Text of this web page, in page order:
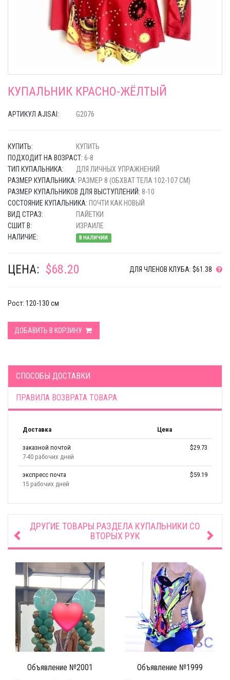
КУПАЛЬНИК КРАСНО-ЖЁЛТЫЙ
АРТИКУЛ AJISAI: G2076
КУПИТЬ:
КУПИТЬ
ПОДХОДИТ НА ВОЗРАСТ: 6-8
ТИП КУПАЛЬНИКА:
ДЛЯ ЛИЧНЫХ УПРАЖНЕНИЙ
РАЗМЕР КУПАЛЬНИКА: РАЗМЕР 8 (ОБХВАТ ТЕЛА 102-107 СМ)
РАЗМЕР КУПАЛЬНИКОВ ДЛЯ ВЫСТУПЛЕНИЙ: 8-10
СОСТОЯНИЕ КУПАЛЬНИКА: ПОЧТИ КАК НОВЫЙ
ВИД СТРАЗ:
ПАЙЕТКИ
СШИТ В:
ИЗРАИЛЕ
НАЛИЧИЕ:
В НАЛИЧИИ
ЦЕНА: $68.20 ДЛЯ ЧЛЕНОВ КЛУБА: $61.38
Рост: 120-130 см
ДОБАВИТЬ В КОРЗИНУ
СПОСОБЫ ДОСТАВКИ
ПРАВИЛА ВОЗВРАТА ТОВАРА
Доставка Цена
заказной почтой
7-40 рабочих дней
$29.73
экспресс почта
15 рабочих дней
$59.19
ДРУГИЕ ТОВАРЫ РАЗДЕЛА КУПАЛЬНИКИ СО
ВТОРЫХ РУК
Объявление №2001 Объявление №1999